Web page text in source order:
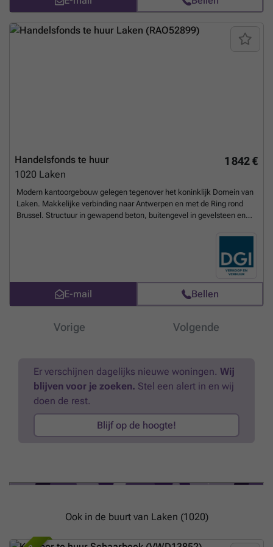
verwarming, elektriciteit en gemeenschappelijke delen) Aandeel
onroerende voorheffing: ±€808/jaar Voor meer informatie of om een
bezoek te plannen, neem contact op met CENTURY 21 De Wand via
1 842 €
Handelsfonds te huur
1020 Laken
Modern kantoorgebouw gelegen tegenover het koninklijk Domein van
Laken. Makkelijke verbinding naar Antwerpen en met de Ring rond
Brussel. Structuur in gewapend beton, buitengevel in gevelsteen en
dubbele beglazing. Vals plafond in glaswol en ingebouwde verlichting.
Vasttapijt, verwarming via convectoren en ventilatie. 2 liften voor 8
Meer
E-mail Bellen
Vorige Volgende
Er verschijnen dagelijks nieuwe woningen. Wij
blijven voor je zoeken. Stel een alert in en wij
doen de rest.
Blijf op de hoogte!
Ook in de buurt van Laken (1020)